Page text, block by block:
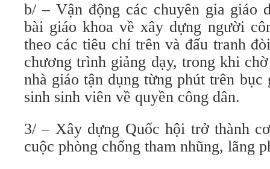
b/ – Vận động các chuyên gia giáo
bài giáo khoa về xây dựng người
theo các tiêu chí trên và đấu tranh
chương trình giảng dạy, trong khi
nhà giáo tận dụng từng phút trên bục
sinh sinh viên về quyền công dân.
3/ – Xây dựng Quốc hội trở thành
cuộc phòng chống tham nhũng, lãng